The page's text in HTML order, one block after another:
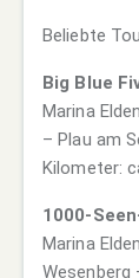
Beliebte
Big Blue
Marina
– Plau am
Kilometer:
1000-
Marina
Wesenberg